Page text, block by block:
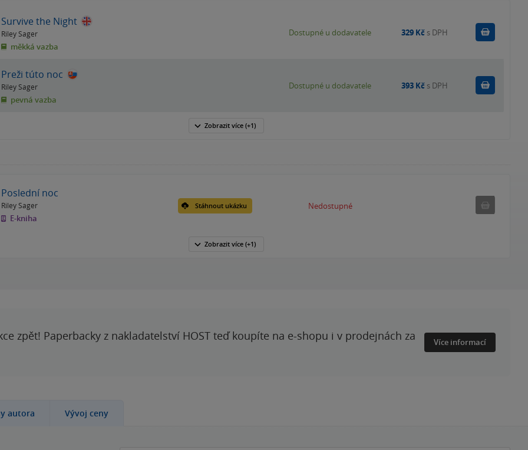
Survive the Night
Riley Sager
měkká vazba
Dostupné u dodavatele 329 Kč s DPH
Preži túto noc
Riley Sager
pevná vazba
Dostupné u dodavatele 393 Kč s DPH
Zobrazit více (+1)
Poslední noc
Riley Sager
E-kniha
Stáhnout ukázku Nedostupné Nedostupné
Zobrazit více (+1)
zpět! Paperbacky z nakladatelství HOST teď koupíte na e-shopu i v prodejnách za
Více informací
autora Vývoj ceny